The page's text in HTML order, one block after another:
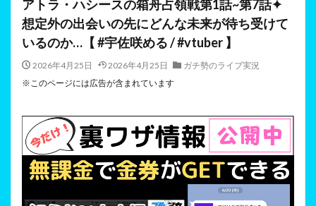
アトラ・ハシースの箱舟占領戦第1話~第7話✦
想定外の出会いの先にどんな未来が待ち受けて
いるのか…【 #宇佐咲める / #vtuber 】
2026年4月25日 2026年4月25日
ガチ勢のライブ実況
※このページには広告が含まれています